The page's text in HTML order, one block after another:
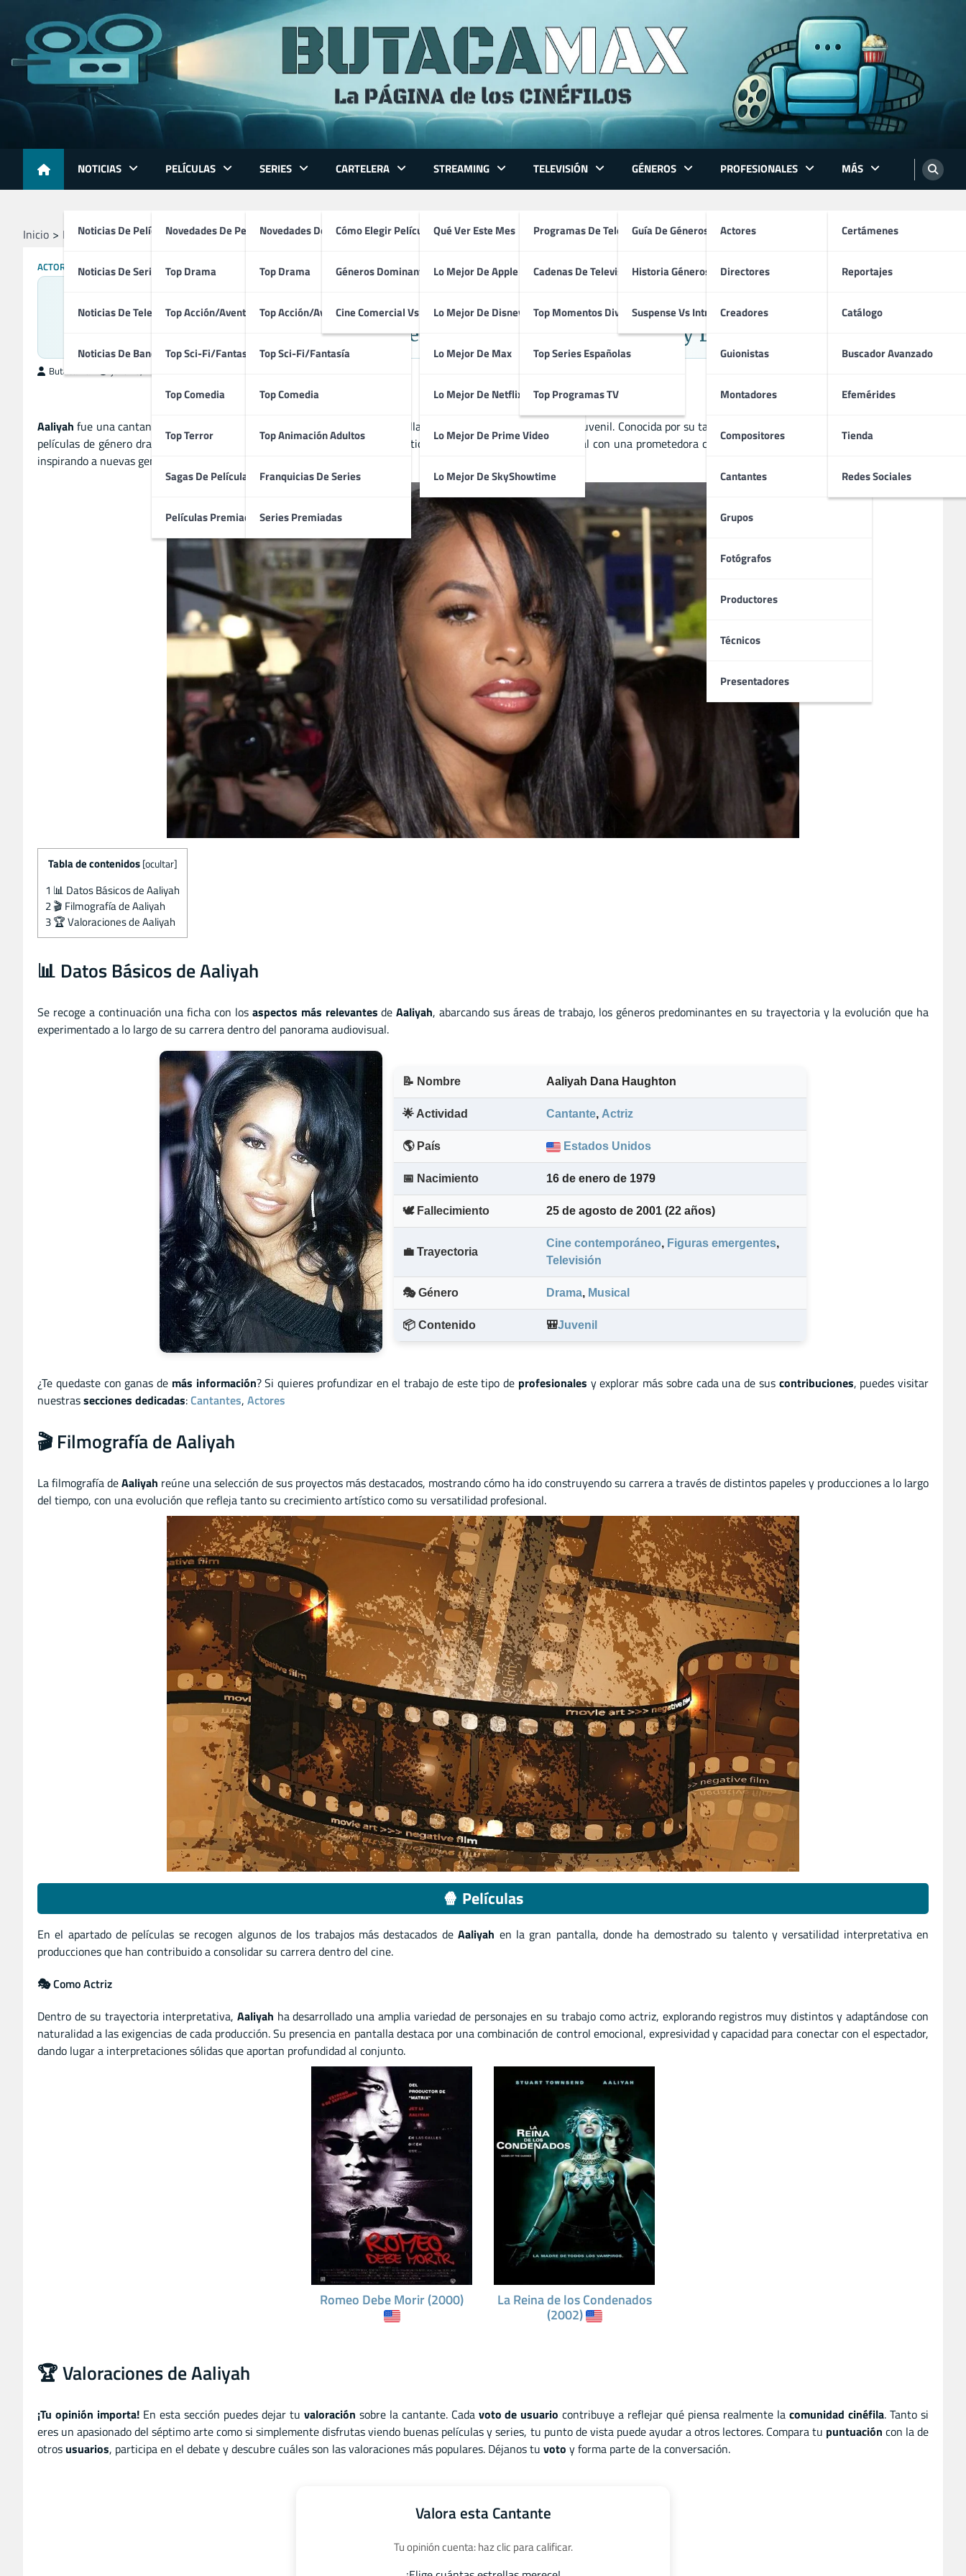
content
NOTICIAS
Noticias De Películas
Noticias De Series
Noticias De Televisión
Noticias De Bandas Sonoras
PELÍCULAS
Novedades De Películas
Top Drama
Top Acción/Aventura
Top Sci-Fi/Fantasía
Top Comedia
Top Terror
Sagas De Películas
Películas Premiadas
SERIES
Novedades De Series
Top Drama
Top Acción/Aventura
Top Sci-Fi/Fantasía
Top Comedia
Top Animación Adultos
Franquicias De Series
Series Premiadas
CARTELERA
Cómo Elegir Película
Géneros Dominantes
Cine Comercial Vs Autor
STREAMING
Qué Ver Este Mes
Lo Mejor De Apple TV
Lo Mejor De Disney+
Lo Mejor De Max
Lo Mejor De Netflix
Lo Mejor De Prime Video
Lo Mejor De SkyShowtime
TELEVISIÓN
Programas De Televisión
Cadenas De Televisión
Top Momentos Divertidos
Top Series Españolas
Top Programas TV
GÉNEROS
Guía De Géneros
Historia Géneros TV
Suspense Vs Intriga
PROFESIONALES
Actores
Directores
Creadores
Guionistas
Montadores
Compositores
Cantantes
Grupos
Fotógrafos
Productores
Técnicos
Presentadores
MÁS
Certámenes
Reportajes
Catálogo
Buscador Avanzado
Efemérides
Tienda
Redes Sociales
Inicio Profesionales Cantantes Aaliyah
ACTORES CANTANTES
Aaliyah
Talento Musical y Cinematográfico en Cine Juvenil y Drama
ButacaMax
Aaliyah fue una cantante, actriz y modelo estadounidense que dejó una huella profunda en la música y el cine juvenil. Conocida por su talento multifacético y su carisma, participó en
películas de género drama y musical, ganándose la admiración de fans y críticos. Aaliyah combinó éxito musical con una prometedora carrera cinematográfica, y su legado continúa
inspirando a nuevas generaciones en el ámbito del entretenimiento.
Tabla de contenidos [ocultar]
1 📊 Datos Básicos de Aaliyah
2🎬 Filmografía de Aaliyah
3🏆 Valoraciones de Aaliyah
📊 Datos Básicos de Aaliyah
Se recoge a continuación una ficha con los aspectos más relevantes deAaliyah, abarcando sus áreas de trabajo, los géneros predominantes en su trayectoria y la evolución que ha
experimentado a lo largo de su carrera dentro del panorama audiovisual.
📝 Nombre Aaliyah Dana Haughton
🌟 Actividad Cantante, Actriz
🌎 País Estados Unidos
📅 Nacimiento 16 de enero de 1979
🕊️ Fallecimiento 25 de agosto de 2001 (22 años)
💼 Trayectoria
Cine contemporáneo, Figuras emergentes,
Televisión
🎭 Género Drama, Musical
📦 Contenido 🎒Juvenil
¿Te quedaste con ganas de más información? Si quieres profundizar en el trabajo de este tipo de profesionales y explorar más sobre cada una de sus contribuciones, puedes visitar
nuestrassecciones dedicadas:Cantantes, Actores
🎬 Filmografía de Aaliyah
La filmografía deAaliyah reúne una selección de sus proyectos más destacados, mostrando cómo ha ido construyendo su carrera a través de distintos papeles y producciones a lo largo
del tiempo, con una evolución que refleja tanto su crecimiento artístico como su versatilidad profesional.
🍿 Películas
En el apartado de películas se recogen algunos de los trabajos más destacados deAaliyah en la gran pantalla, donde ha demostrado su talento y versatilidad interpretativa en
producciones que han contribuido a consolidar su carrera dentro del cine.
🎭 Como Actriz
Dentro de su trayectoria interpretativa, Aaliyah ha desarrollado una amplia variedad de personajes en su trabajo como actriz, explorando registros muy distintos y adaptándose con
naturalidad a las exigencias de cada producción. Su presencia en pantalla destaca por una combinación de control emocional, expresividad y capacidad para conectar con el espectador,
dando lugar a interpretaciones sólidas que aportan profundidad al conjunto.
Romeo Debe Morir (2000) La Reina de los Condenados
(2002)
🏆 Valoraciones de Aaliyah
¡Tu opinión importa!En esta sección puedes dejar tu valoración sobre la cantante. Cada voto de usuario contribuye a reflejar qué piensa realmente lacomunidad cinéfila. Tanto si
eres un apasionado del séptimo arte como si simplemente disfrutas viendo buenas películas y series, tu punto de vista puede ayudar a otros lectores. Compara tu puntuación con la de
otros usuarios, participa en el debate y descubre cuáles son las valoraciones más populares. Déjanos tu voto y forma parte de la conversación.
Valora esta Cantante
Tu opinión cuenta: haz clic para calificar.